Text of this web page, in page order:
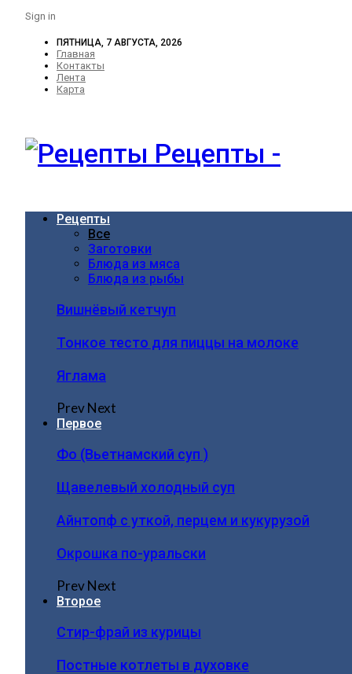
Sign in
ПЯТНИЦА, 7 АВГУСТА, 2026
Главная
Контакты
Лента
Карта
Рецепты -
Рецепты
Все
Заготовки
Блюда из мяса
Блюда из рыбы
Вишнёвый кетчуп
Тонкое тесто для пиццы на молоке
Яглама
PrevNext
Первое
Фо (Вьетнамский суп )
Щавелевый холодный суп
Айнтопф с уткой, перцем и кукурузой
Окрошка по-уральски
PrevNext
Второе
Стир-фрай из курицы
Постные котлеты в духовке